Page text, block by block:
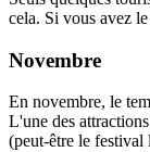
cela. Si vous avez
Novembre
En novembre, le
L'une des
(peut-être le